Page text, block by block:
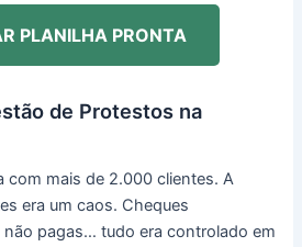
PLANILHA PRONTA
de Protestos na
com mais de 2.000 clientes. A
era um caos. Cheques
pagas… tudo era controlado em